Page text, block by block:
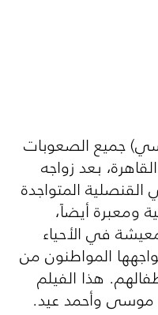
جميع الصعوبات
بعد زواجه
المتواجدة
ومعبرة أيضاً،
في الأحياء
المواطنون من
هذا الفيلم
موسى وأحمد عيد.